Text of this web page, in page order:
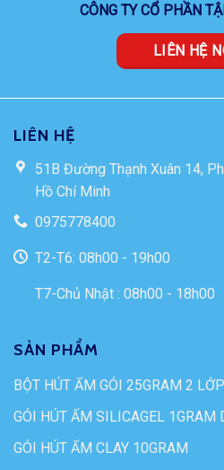
CÔNG TY CỔ PHẦN
LIÊN HỆ
LIÊN HỆ
51B Đường Thạnh Xuân 14,
Hồ Chí Minh
0975778400
T2-T6: 08h00 - 19h00
T7-Chủ Nhật : 08h00 - 18h00
SẢN PHẨM
BỘT HÚT ẨM GÓI 25GRAM 2 LỚP
GÓI HÚT ẨM SILICAGEL 1GRAM
GÓI HÚT ẨM CLAY 10GRAM